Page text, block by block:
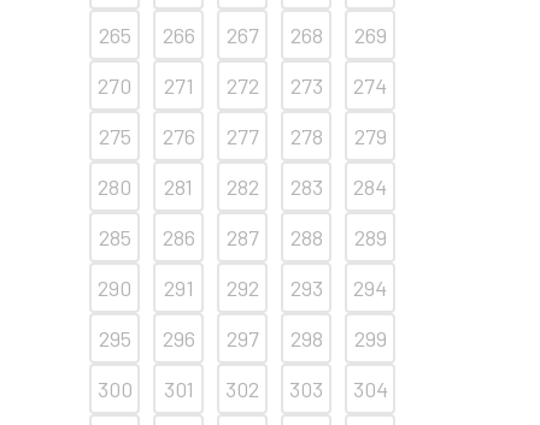
265
266 267 268
269
270
271 272 273
274
275
276 277 278
279
280
281 282 283
284
285
286 287 288
289
290
291 292 293
294
295
296 297 298
299
300
301 302 303
304